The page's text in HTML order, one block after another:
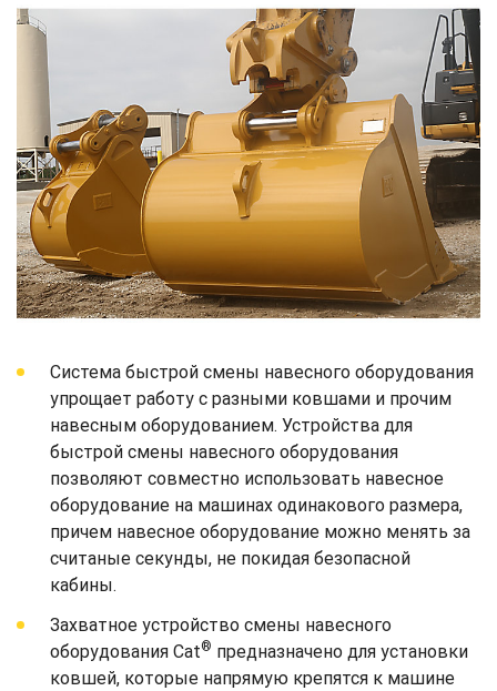
Система быстрой смены навесного оборудования
упрощает работу с разными ковшами и прочим
навесным оборудованием. Устройства для
быстрой смены навесного оборудования
позволяют совместно использовать навесное
оборудование на машинах одинакового размера,
причем навесное оборудование можно менять за
считаные секунды, не покидая безопасной
кабины.
Захватное устройство смены навесного
оборудования Cat® предназначено для установки
ковшей, которые напрямую крепятся к машине